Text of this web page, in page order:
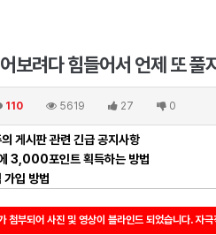
보려다 힘들어서 언제 또
110 5619 27 0
게시판 관련 긴급 공지사항
3,000포인트 획득하는 방법
가입 방법
첨부되어 사진 및 영상이 블라인드 되었습니다. 자